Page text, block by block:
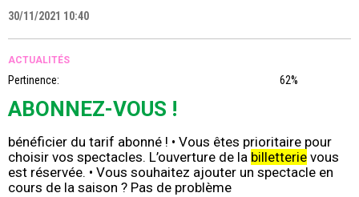
30/11/2021 10:40
ACTUALITÉS
Pertinence: 62%
ABONNEZ-VOUS !
bénéficier du tarif abonné ! • Vous êtes prioritaire pour
choisir vos spectacles. L’ouverture de la billetterie vous
est réservée. • Vous souhaitez ajouter un spectacle en
cours de la saison ? Pas de problème